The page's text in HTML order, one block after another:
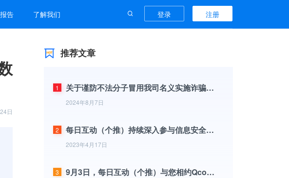
告 了解我们 登录 注册
日
推荐文章
1 关于谨防不法分子冒用我司名义实施诈骗行为的声明
2024年8月7日
2 每日互动（个推）持续深入参与信息安全标准化工作
2023年4月17日
3 9月3日，每日互动（个推）与您相约Qcon全球软件开发大会